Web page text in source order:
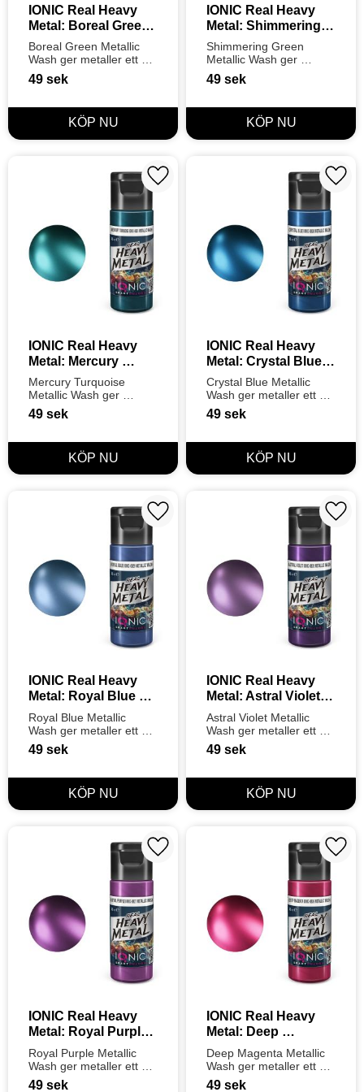
FÄRGTILLBEHÖR TILL MODELLBYGGEN
MOLOTOW LIQUID CHROME MODELING PASTE
WARHAMMER FÄRGER LIM TILL MODELLBYGGEN
DEKALER TILL MODELLBYGGEN PHOTO-ETCHED
METALLFOLIE TILL MODELLBYGGE
MICROSCALE
IONIC Real Heavy
Metal: Boreal Green
Metallic Wash (20ml)
Boreal Green Metallic
Wash ger metaller ett
djupt, skogsinspirerat
grönt djup. Steg 2 i
en naturlig metallisk
definition.
49 sek
IONIC Real Heavy
Metal: Shimmering
Green Metallic Wash
(20ml)
Shimmering Green
Metallic Wash ger
metaller ett levande,
smaragdgrönt djup och
3-stegssystem för
perfekt lyster.
49 sek
IONIC Real Heavy
Metal: Mercury
Turquoise Metallic
Wash (20ml)
Mercury Turquoise
Metallic Wash ger
metaller ett exotiskt,
intensivt turkost djup.
stegssystem för en unik
metallisk definition.
49 sek
Lägg till i favoriter
IONIC Real Heavy
Metal: Crystal Blue
Metallic Wash (20ml)
Crystal Blue Metallic
Wash ger metaller ett
krispigt, isblått djup och
definition. Steg 2 i Ionics
klar metallisk finish.
49 sek
IONIC Real Heavy
Metal: Royal Blue
Metallic Wash (20ml)
Royal Blue Metallic
Wash ger metaller ett
djupt, majestätiskt blått
djup och definition. Steg
49 sek
Lägg till i favoriter
IONIC Real Heavy
Metal: Astral Violet
Metallic Wash (20ml)
Astral Violet Metallic
Wash ger metaller ett
kosmiskt, mystiskt lila
djup och definition. Steg
49 sek
IONIC Real Heavy
Metal: Royal Purple
Metallic Wash (20ml)
Royal Purple Metallic
Wash ger metaller ett
djupt, majestätiskt lila
49 sek
Lägg till i favoriter
IONIC Real Heavy
Metal: Deep
Magenta Metallic
Wash (20ml)
Deep Magenta Metallic
Wash ger metaller ett
dramatiskt, violett-rosa
49 sek